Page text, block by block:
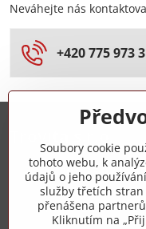
Neváhejte nás
+420 775 973
+420 775 973
info​@zipzop​.cz
Soubory cookie
tohoto webu, k
údajů o jeho
služby třetích
přenášena
Kliknutím na